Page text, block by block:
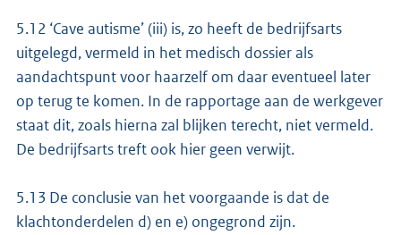
5.12 ‘Cave autisme’ (iii) is, zo heeft de bedrijfsarts
uitgelegd, vermeld in het medisch dossier als
aandachtspunt voor haarzelf om daar eventueel later
op terug te komen. In de rapportage aan de werkgever
staat dit, zoals hierna zal blijken terecht, niet vermeld.
De bedrijfsarts treft ook hier geen verwijt.
5.13 De conclusie van het voorgaande is dat de
klachtonderdelen d) en e) ongegrond zijn.